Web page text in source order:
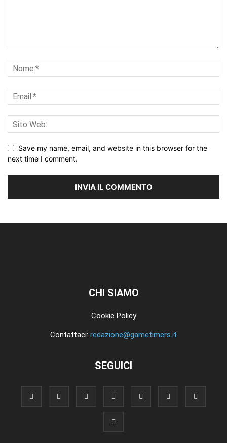
Save my name, email, and website in this browser for the
next time I comment.
CHI SIAMO
Cookie Policy
Contattaci: redazione@gametimers.it
SEGUICI